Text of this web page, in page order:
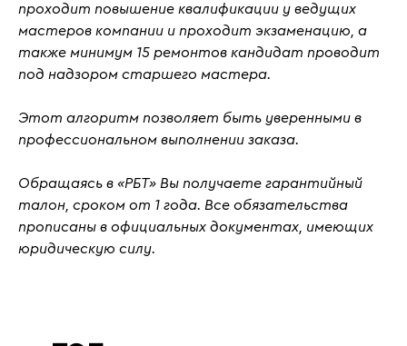
проходит повышение квалификации у ведущих
мастеров компании и проходит экзаменацию , а
также минимум 15 ремонтов кандидат проводит
под надзором старшего мастера.
Этот алгоритм позволяет быть уверенными в
профессиональном выполнении заказа.
Обращаясь в «РБТ» Вы получаете гарантийный
талон, сроком от 1 года. Все обязательства
прописаны в официальных документах, имеющих
юридическую силу.